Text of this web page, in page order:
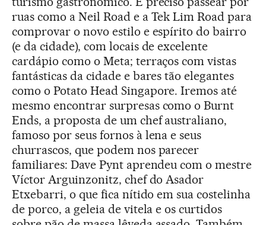
ruas como a Neil Road e a Tek Lim Road para
comprovar o novo estilo e espírito do bairro
(e da cidade), com locais de excelente
cardápio como o Meta; terraços com vistas
fantásticas da cidade e bares tão elegantes
como o Potato Head Singapore. Iremos até
mesmo encontrar surpresas como o Burnt
Ends, a proposta de um chef australiano,
famoso por seus fornos à lena e seus
churrascos, que podem nos parecer
familiares: Dave Pynt aprendeu com o mestre
Víctor Arguinzonitz, chef do Asador
Etxebarri, o que fica nítido em sua costelinha
de porco, a geleia de vitela e os curtidos